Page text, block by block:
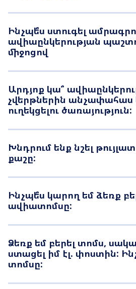
Ճամփորդություն ընտանի
Առանց ուղեկցողի երեխաներ
Սահմանափակ
Ինչպե՞ս ստուգել
ավիաընկերության
միջոցով
Արդյոք կա՞
չվերթներին անչափահաս
ուղեկցելու ծառայություն:
Խնդրում ենք նշել
քաշը:
Ինչպե՞ս կարող եմ ձեռք
ավիատոմսը:
Ձեռք եմ բերել տոմս,
ստացել իմ էլ. փոստին:
տոմսը: